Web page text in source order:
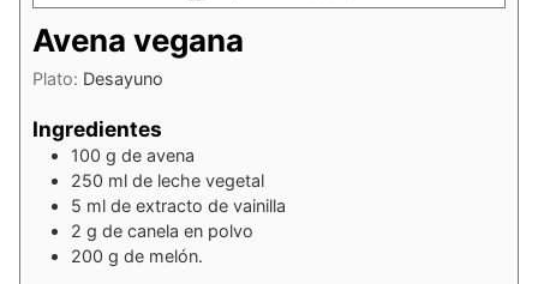
Avena vegana
Plato: Desayuno
Ingredientes
100 g de avena
250 ml de leche vegetal
5 ml de extracto de vainilla
2 g de canela en polvo
200 g de melón.